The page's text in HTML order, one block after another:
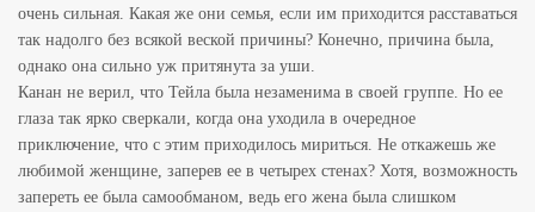
очень сильная. Какая же они семья, если им приходится расставаться
так надолго без всякой веской причины? Конечно, причина была,
однако она сильно уж притянута за уши.
Канан не верил, что Тейла была незаменима в своей группе. Но ее
глаза так ярко сверкали, когда она уходила в очередное
приключение, что с этим приходилось мириться. Не откажешь же
любимой женщине, заперев ее в четырех стенах? Хотя, возможность
запереть ее была самообманом, ведь его жена была слишком